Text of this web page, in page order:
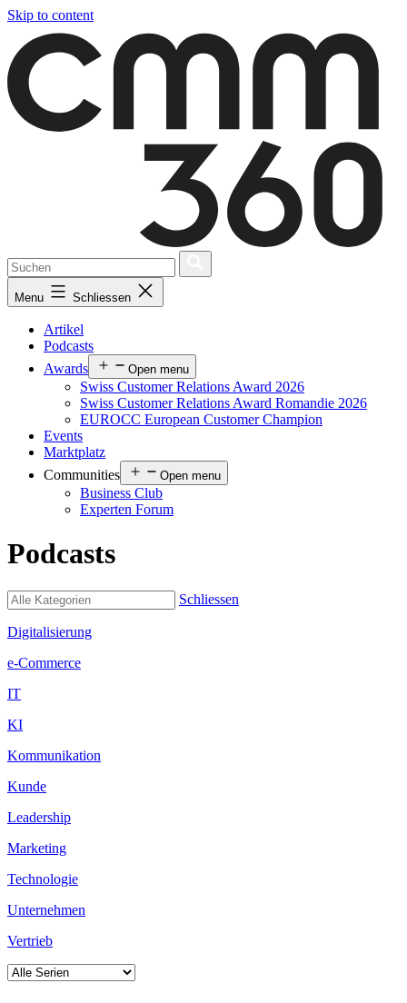
Skip to content
Menu Schliessen
Artikel
Podcasts
Awards
Open menu
Swiss Customer Relations Award 2026
Swiss Customer Relations Award Romandie 2026
EUROCC European Customer Champion
Events
Marktplatz
Communities
Open menu
Business Club
Experten Forum
Podcasts
Schliessen
Digitalisierung
e-Commerce
IT
KI
Kommunikation
Kunde
Leadership
Marketing
Technologie
Unternehmen
Vertrieb